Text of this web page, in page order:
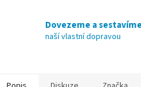
Dovezeme a sestavíme
naší vlastní dopravou